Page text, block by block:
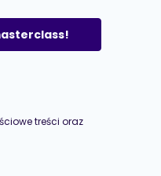
treści oraz